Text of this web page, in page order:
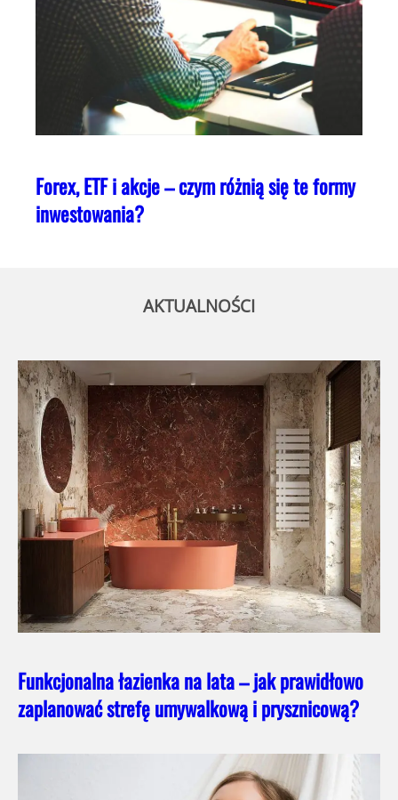
Forex, ETF i akcje – czym różnią się te formy
inwestowania?
AKTUALNOŚCI
Funkcjonalna łazienka na lata – jak prawidłowo
zaplanować strefę umywalkową i prysznicową?